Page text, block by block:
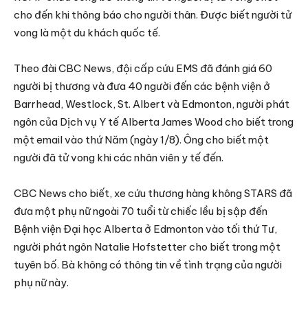
cho đến khi thông báo cho người thân. Được biết người tử
vong là một du khách quốc tế.
Theo đài CBC News, đội cấp cứu EMS đã đánh giá 60
người bị thương và đưa 40 người đến các bệnh viện ở
Barrhead, Westlock, St. Albert và Edmonton, người phát
ngôn của Dịch vụ Y tế Alberta James Wood cho biết trong
một email vào thứ Năm (ngày 1/8). Ông cho biết một
người đã tử vong khi các nhân viên y tế đến.
CBC News cho biết, xe cứu thương hàng không STARS đã
đưa một phụ nữ ngoài 70 tuổi từ chiếc lều bị sập đến
Bệnh viện Đại học Alberta ở Edmonton vào tối thứ Tư,
người phát ngôn Natalie Hofstetter cho biết trong một
tuyên bố. Bà không có thông tin về tình trạng của người
phụ nữ này.